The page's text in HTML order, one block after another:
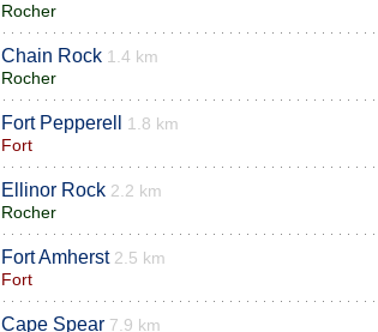
Rocher
Chain Rock 1.4 km
Rocher
Fort Pepperell
1.8 km
Fort
Ellinor Rock 2.2 km
Rocher
Fort Amherst 2.5 km
Fort
Cape Spear 7.9 km